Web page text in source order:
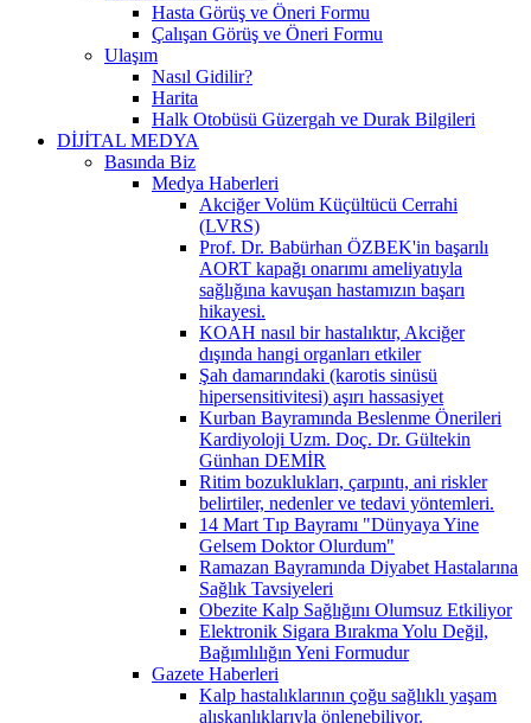
Hasta Görüş ve Öneri Formu
Çalışan Görüş ve Öneri Formu
Ulaşım
Nasıl Gidilir?
Harita
Halk Otobüsü Güzergah ve Durak Bilgileri
DİJİTAL MEDYA
Basında Biz
Medya Haberleri
Akciğer Volüm Küçültücü Cerrahi
(LVRS)
Prof. Dr. Babürhan ÖZBEK'in başarılı
AORT kapağı onarımı ameliyatıyla
sağlığına kavuşan hastamızın başarı
hikayesi.
KOAH nasıl bir hastalıktır, Akciğer
dışında hangi organları etkiler
Şah damarındaki (karotis sinüsü
hipersensitivitesi) aşırı hassasiyet
Kurban Bayramında Beslenme Önerileri
Kardiyoloji Uzm. Doç. Dr. Gültekin
Günhan DEMİR
Ritim bozuklukları, çarpıntı, ani riskler
belirtiler, nedenler ve tedavi yöntemleri.
14 Mart Tıp Bayramı "Dünyaya Yine
Gelsem Doktor Olurdum"
Ramazan Bayramında Diyabet Hastalarına
Sağlık Tavsiyeleri
Obezite Kalp Sağlığını Olumsuz Etkiliyor
Elektronik Sigara Bırakma Yolu Değil,
Bağımlılığın Yeni Formudur
Gazete Haberleri
Kalp hastalıklarının çoğu sağlıklı yaşam
alışkanlıklarıyla önlenebiliyor.